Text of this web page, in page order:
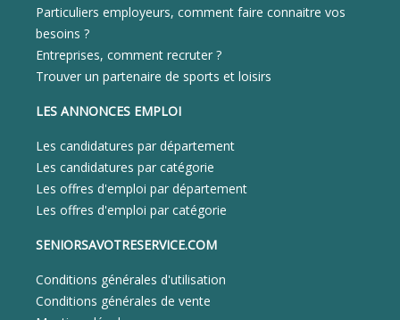
Particuliers employeurs, comment faire connaitre vos
besoins ?
Entreprises, comment recruter ?
Trouver un partenaire de sports et loisirs
LES ANNONCES EMPLOI
Les candidatures par département
Les candidatures par catégorie
Les offres d'emploi par département
Les offres d'emploi par catégorie
SENIORSAVOTRESERVICE.COM
Conditions générales d'utilisation
Conditions générales de vente